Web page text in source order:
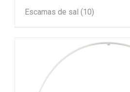
Escamas de sal (10)